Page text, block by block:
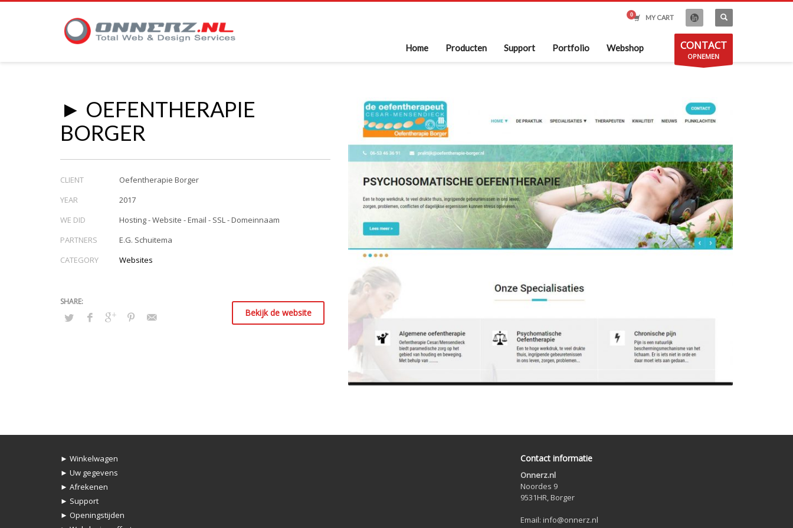
MY CART
Home Producten Support Portfolio Webshop CONTACT
OPNEMEN
► OEFENTHERAPIE
BORGER
CLIENT
Oefentherapie Borger
YEAR
2017
WE DID
Hosting - Website - Email - SSL - Domeinnaam
PARTNERS
E.G. Schuitema
CATEGORY
Websites
Bekijk de website
► Winkelwagen
► Uw gegevens
► Afrekenen
► Support
► Openingstijden
Contact informatie
Onnerz.nl
Noordes 9
9531HR, Borger
Email: info@onnerz.nl